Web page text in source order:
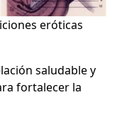
eróticas
saludable y
fortalecer la